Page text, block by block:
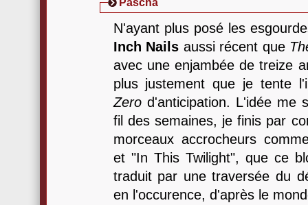
Pascha
N'ayant plus posé les
Inch Nails aussi récent que
avec une enjambée de treize
plus justement que je tente
Zerod'anticipation. L'idée me
fil des semaines, je finis par
morceaux accrocheurs
et "In This Twilight", que ce
traduit par une traversée du
en l'occurence, d'après le